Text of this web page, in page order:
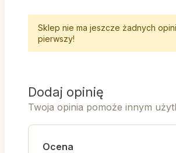
Sklep nie ma jeszcze żadnych
pierwszy!
Dodaj opinię
Twoja opinia pomoże innym
Ocena